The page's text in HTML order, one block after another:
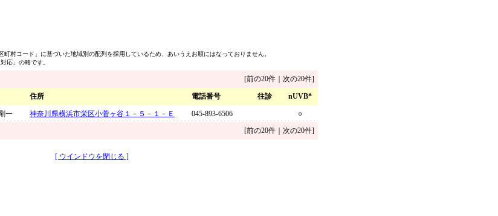
町村コード」に基づいた地域別の配列を採用しているため、あいうえお順にはなっておりません。
応」の略です。
[前の20件｜次の20件]
住所 電話番号 往診 nUVB*
一 神奈川県横浜市栄区小菅ヶ谷１－５－１－Ｅ 045-893-6506
○
[前の20件｜次の20件]
[ ウインドウを閉じる ]